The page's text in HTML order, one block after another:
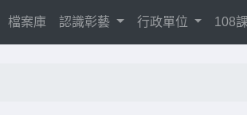
檔案庫 認識彰藝 行政單位 108